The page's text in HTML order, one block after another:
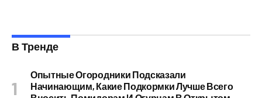
В Тренде
Опытные Огородники Подсказали
Начинающим, Какие Подкормки Лучше Всего